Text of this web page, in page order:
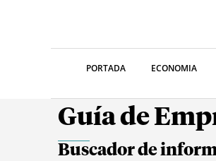
PORTADA ECONOMIA
Guía de
Buscador de